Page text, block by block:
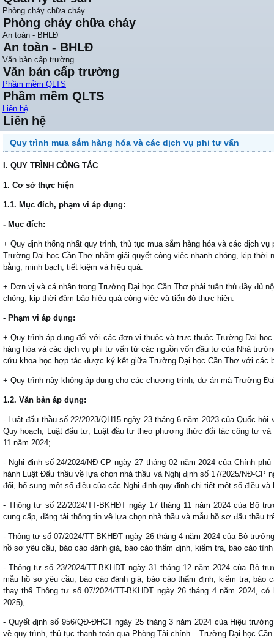
Phòng cháy chữa cháy
Phòng cháy chữa cháy
An toàn - BHLĐ
An toàn - BHLĐ
Văn bản cấp trường
Văn bản cấp trường
Phầm mềm QLTS
Phầm mềm QLTS
Liên hệ
Liên hệ
Quy trình mua sắm hàng hóa và các dịch vụ phi tư vấn
I. QUY TRÌNH CÔNG TÁC
1. Cơ sở thực hiện
1.1. Mục đích, phạm vi áp dụng:
- Mục đích:
+ Quy định thống nhất quy trình, thủ tục mua sắm hàng hóa và các dịch
Trường Đại học Cần Thơ nhằm giải quyết công việc nhanh chóng, kịp thời
bằng, minh bạch, tiết kiệm và hiệu quả.
+ Đơn vị và cá nhân trong Trường Đại học Cần Thơ phải tuân thủ đầy đủ
chóng, kịp thời đảm bảo hiệu quả công việc và tiến độ thực hiện.
- Phạm vi áp dụng:
+ Quy trình áp dụng đối với các đơn vị thuộc và trực thuộc Trường Đại
hàng hóa và các dịch vụ phi tư vấn từ các nguồn vốn đầu tư của Nhà
cứu khoa học hợp tác được ký kết giữa Trường Đại học Cần Thơ với các
+ Quy trình này không áp dụng cho các chương trình, dự án mà Trường Đ
1.2. Văn bản áp dụng:
- Luật đấu thầu số 22/2023/QH15 ngày 23 tháng 6 năm 2023 của Quốc hội
Quy hoạch, Luật đấu tư, Luật đầu tư theo phương thức đối tác công tư và
11 năm 2024;
- Nghị định số 24/2024/NĐ-CP ngày 27 tháng 02 năm 2024 của Chính
hành Luật Đấu thầu về lựa chọn nhà thầu và Nghị định số 17/2025/NĐ-CP
đổi, bổ sung một số điều của các Nghị định quy định chi tiết một số điều và
- Thông tư số 22/2024/TT-BKHĐT ngày 17 tháng 11 năm 2024 của Bộ
cung cấp, đăng tải thông tin về lựa chọn nhà thầu và mẫu hồ sơ đấu thầu
- Thông tư số 07/2024/TT-BKHĐT ngày 26 tháng 4 năm 2024 của Bộ
hồ sơ yêu cầu, báo cáo đánh giá, báo cáo thẩm định, kiểm tra, báo cáo
- Thông tư số 23/2024/TT-BKHĐT ngày 31 tháng 12 năm 2024của Bộ
mẫu hồ sơ yêu cầu, báo cáo đánh giá, báo cáo thẩm định, kiểm tra, báo
thay thế Thông tư số 07/2024/TT-BKHĐT ngày 26 tháng 4 năm 2024,
2025);
- Quyết định số 956/QĐ-ĐHCT ngày 25 tháng 3 năm 2024 của Hiệu
về quy trình, thủ tục thanh toán qua Phòng Tài chính – Trường Đại học